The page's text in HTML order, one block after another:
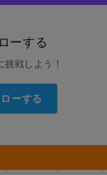
ーする
戦しよう！
ーする